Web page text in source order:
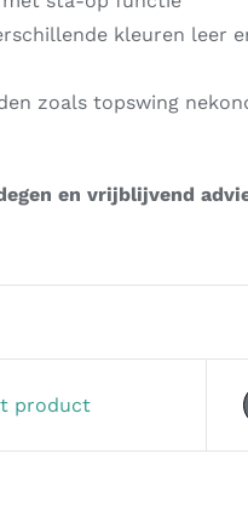
kleuren leer
zoals topswing
en vrijblijvend
product